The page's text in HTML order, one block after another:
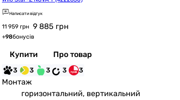
Написати відгук
11 959 грн 9 885 грн
+98бонусів
Купити Про товар
3 3 3 3 3
Монтаж
горизонтальний, вертикальний